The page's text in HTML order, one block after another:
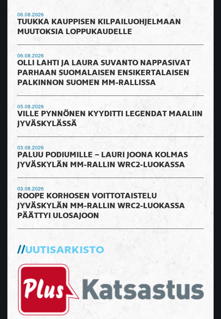
06.08.2026
TUUKKA KAUPPISEN KILPAILUOHJELMAAN
MUUTOKSIA LOPPUKAUDELLE
06.08.2026
OLLI LAHTI JA LAURA SUVANTO NAPPASIVAT
PARHAAN SUOMALAISEN ENSIKERTALAISEN
PALKINNON SUOMEN MM-RALLISSA
05.08.2026
VILLE PYNNÖNEN KYYDITTI LEGENDAT MAALIIN
JYVÄSKYLÄSSÄ
03.08.2026
PALUU PODIUMILLE – LAURI JOONA KOLMAS
JYVÄSKYLÄN MM-RALLIN WRC2-LUOKASSA
03.08.2026
ROOPE KORHOSEN VOITTOTAISTELU
JYVÄSKYLÄN MM-RALLIN WRC2-LUOKASSA
PÄÄTTYI ULOSAJOON
UUTISARKISTO